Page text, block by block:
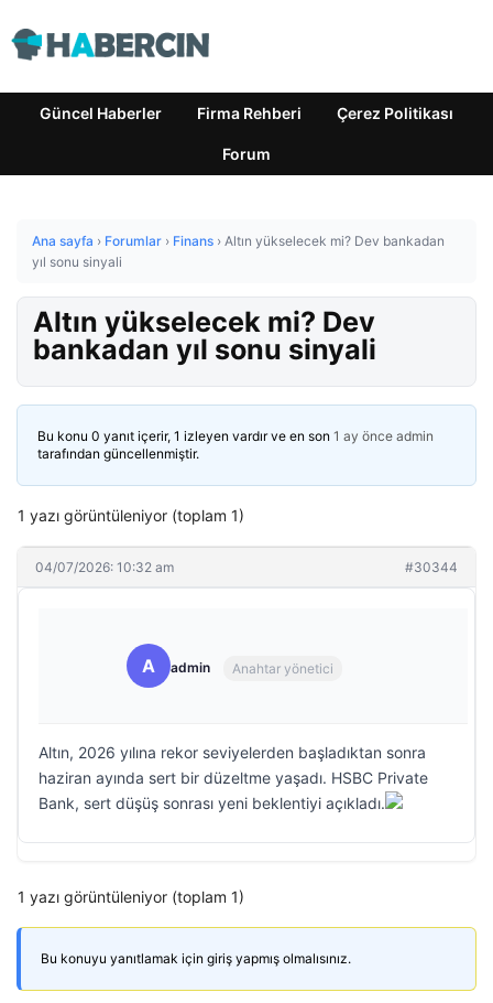
Güncel Haberler Firma Rehberi Çerez Politikası
Forum
Ana sayfa › Forumlar › Finans › Altın yükselecek mi? Dev bankadan
yıl sonu sinyali
Altın yükselecek mi? Dev
bankadan yıl sonu sinyali
Bu konu 0 yanıt içerir, 1 izleyen vardır ve en son 1 ay önce admin
tarafından güncellenmiştir.
1 yazı görüntüleniyor (toplam 1)
04/07/2026: 10:32 am #30344
A admin Anahtar yönetici
Altın, 2026 yılına rekor seviyelerden başladıktan sonra
haziran ayında sert bir düzeltme yaşadı. HSBC Private
Bank, sert düşüş sonrası yeni beklentiyi açıkladı.
1 yazı görüntüleniyor (toplam 1)
Bu konuyu yanıtlamak için giriş yapmış olmalısınız.